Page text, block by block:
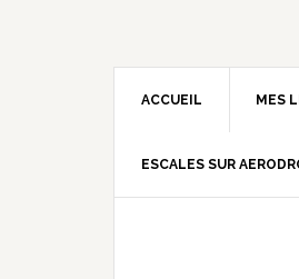
ACCUEIL MES
ESCALES SUR